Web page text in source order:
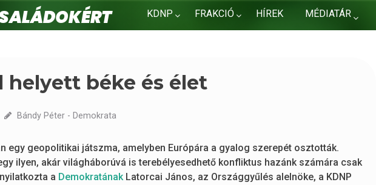
KDNP FRAKCIÓ HÍREK MÉDIATÁR
helyett béke és élet
Bándy Péter - Demokrata
egy geopolitikai játszma, amelyben Európára a gyalog szerepét osztották.
ilyen, akár világháborúvá is terebélyesedhető konfliktus hazánk számára csak
a DemokratánakLatorcai János, az Országgyűlés alelnöke, a KDNP